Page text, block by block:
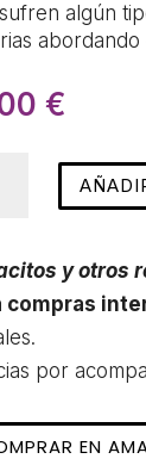
algún
€
y otros
compras
por
EN